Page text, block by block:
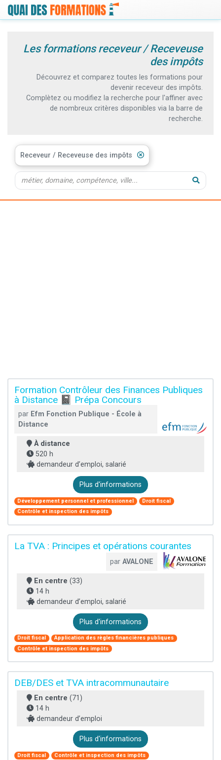
Les formations receveur / Receveuse
des impôts
Découvrez et comparez toutes les formations pour
devenir receveur des impôts.
Complètez ou modifiez la recherche pour l'affiner avec
de nombreux critères disponibles via la barre de
recherche.
Receveur / Receveuse des impôts
Formation Contrôleur des Finances Publiques
à Distance 📓 Prépa Concours
par Efm Fonction Publique - École à
Distance
À distance
520 h
demandeur d’emploi, salarié
Plus d'informations
Développement personnel et professionnel
Droit fiscal
Contrôle et inspection des impôts
La TVA : Principes et opérations courantes
par AVALONE
En centre (33)
14 h
demandeur d’emploi, salarié
Plus d'informations
Droit fiscal
Application des règles financières publiques
Contrôle et inspection des impôts
DEB/DES et TVA intracommunautaire
En centre (71)
14 h
demandeur d’emploi
Plus d'informations
Droit fiscal Contrôle et inspection des impôts